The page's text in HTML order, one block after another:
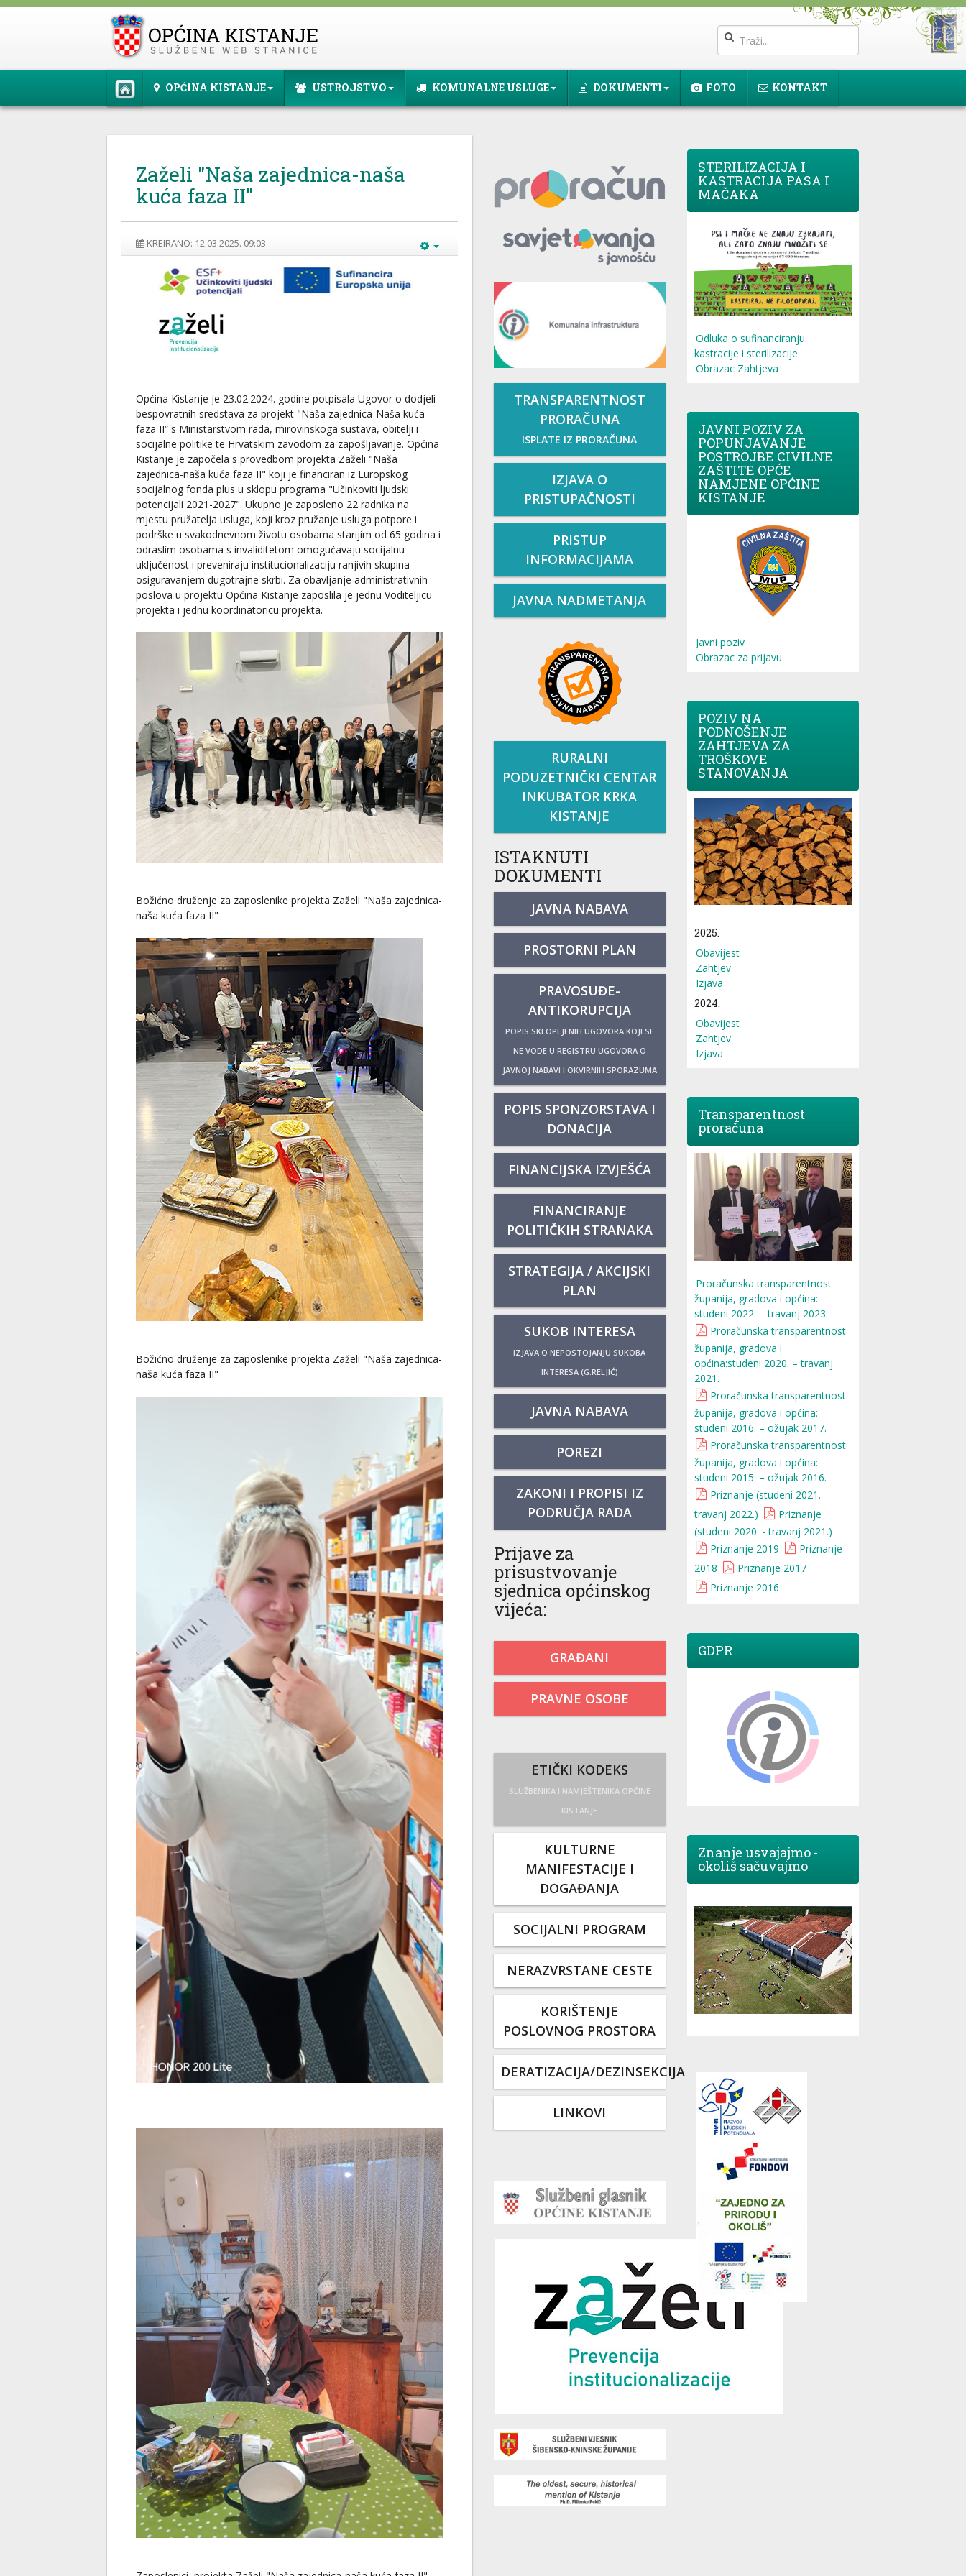
OPĆINA KISTANJE USTROJSTVO KOMUNALNE USLUGE DOKUMENTI FOTO KONTAKT
Zaželi "Naša zajednica-naša
kuća faza II"
KREIRANO: 12.03.2025. 09:03
Općina Kistanje je 23.02.2024. godine potpisala Ugovor o dodjeli
bespovratnih sredstava za projekt "Naša zajednica-Naša kuća -
faza II“ s Ministarstvom rada, mirovinskoga sustava, obitelji i
socijalne politike te Hrvatskim zavodom za zapošljavanje. Općina
Kistanje je započela s provedbom projekta Zaželi "Naša
zajednica-naša kuća faza II" koji je financiran iz Europskog
socijalnog fonda plus u sklopu programa "Učinkoviti ljudski
potencijali 2021-2027". Ukupno je zaposleno 22 radnika na
mjestu pružatelja usluga, koji kroz pružanje usluga potpore i
podrške u svakodnevnom životu osobama starijim od 65 godina i
odraslim osobama s invaliditetom omogućavaju socijalnu
uključenost i preveniraju institucionalizaciju ranjivih skupina
osiguravanjem dugotrajne skrbi. Za obavljanje administrativnih
poslova u projektu Općina Kistanje zaposlila je jednu Voditeljicu
projekta i jednu koordinatoricu projekta.
Božićno druženje za zaposlenike projekta Zaželi "Naša zajednica-
naša kuća faza II"
Božićno druženje za zaposlenike projekta Zaželi "Naša zajednica-
naša kuća faza II"
TRANSPARENTNOST
PRORAČUNA
ISPLATE IZ PRORAČUNA
IZJAVA O
PRISTUPAČNOSTI
PRISTUP
INFORMACIJAMA
JAVNA NADMETANJA
RURALNI
PODUZETNIČKI CENTAR
INKUBATOR KRKA
KISTANJE
ISTAKNUTI
DOKUMENTI
JAVNA NABAVA
PROSTORNI PLAN
PRAVOSUĐE-
ANTIKORUPCIJA
POPIS SKLOPLJENIH UGOVORA KOJI SE
NE VODE U REGISTRU UGOVORA O
JAVNOJ NABAVI I OKVIRNIH SPORAZUMA
POPIS SPONZORSTAVA I
DONACIJA
FINANCIJSKA IZVJEŠĆA
FINANCIRANJE
POLITIČKIH STRANAKA
STRATEGIJA / AKCIJSKI
PLAN
SUKOB INTERESA
IZJAVA O NEPOSTOJANJU SUKOBA
INTERESA (G.RELJIĆ)
JAVNA NABAVA
POREZI
ZAKONI I PROPISI IZ
PODRUČJA RADA
Prijave za
prisustvovanje
sjednica općinskog
vijeća:
GRAĐANI
PRAVNE OSOBE
ETIČKI KODEKS
SLUŽBENIKA I NAMJEŠTENIKA OPĆINE
KISTANJE
KULTURNE
MANIFESTACIJE I
DOGAĐANJA
SOCIJALNI PROGRAM
NERAZVRSTANE CESTE
KORIŠTENJE
POSLOVNOG PROSTORA
DERATIZACIJA/DEZINSEKCIJA
LINKOVI
STERILIZACIJA I
KASTRACIJA PASA I
MAČAKA
Odluka o sufinanciranju
kastracije i sterilizacije
Obrazac Zahtjeva
JAVNI POZIV ZA
POPUNJAVANJE
POSTROJBE CIVILNE
ZAŠTITE OPĆE
NAMJENE OPĆINE
KISTANJE
Javni poziv
Obrazac za prijavu
POZIV NA
PODNOŠENJE
ZAHTJEVA ZA
TROŠKOVE
STANOVANJA
2025.
Obavijest
Zahtjev
Izjava
2024.
Obavijest
Zahtjev
Izjava
Transparentnost
proračuna
Proračunska transparentnost
županija, gradova i općina:
studeni 2022. – travanj 2023.
Proračunska transparentnost
županija, gradova i
općina:studeni 2020. – travanj
2021.
Proračunska transparentnost
županija, gradova i općina:
studeni 2016. – ožujak 2017.
Proračunska transparentnost
županija, gradova i općina:
studeni 2015. – ožujak 2016.
Priznanje (studeni 2021. -
travanj 2022.)
Priznanje
(studeni 2020. - travanj 2021.)
Priznanje 2019
Priznanje
2018
Priznanje 2017
Priznanje 2016
GDPR
Znanje usvajajmo -
okoliš sačuvajmo